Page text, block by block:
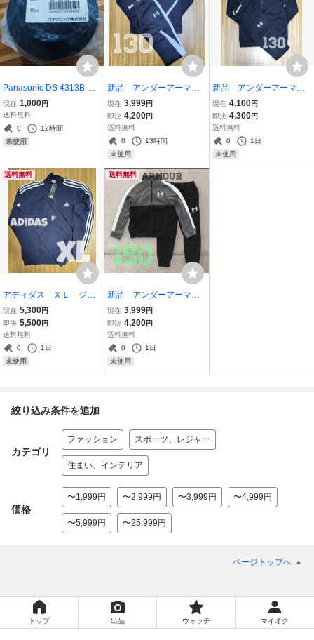
Panasonic DS 4313B 電
線管付属品 塗装八角丸穴
カバー 13ミリカバー 10
コ入
現在 1,000円
送料無料
0
12時間
未使用
新品 アンダーアーマ
ー ジャージ上下 １３
０ ガールズ セットアッ
プ ブラック
現在 3,999円
即決 4,200円
送料無料
0
13時間
未使用
新品 アンダーアーマ
ー １３０ ジャージ上
下 キッズ 黒 ブラッ
ク
現在 4,100円
即決 4,300円
送料無料
0
1日
未使用
送料無料
アディダス ＸＬ ジャ
ージ上下 adidas ネイビ
ー セット
現在 5,300円
即決 5,500円
送料無料
0
1日
未使用
送料無料
新品 アンダーアーマ
ー １５０ ジャージ上
下 キッズ セットアッ
プ グレー
現在 3,999円
即決 4,200円
送料無料
0
1日
未使用
絞り込み条件を追加
カテゴリ
ファッション スポーツ、レジャー
住まい、インテリア
価格
〜1,999円 〜2,999円 〜3,999円 〜4,999円
〜5,999円 〜25,999円
ページトップへ
トップ 出品 ウォッチ マイオク